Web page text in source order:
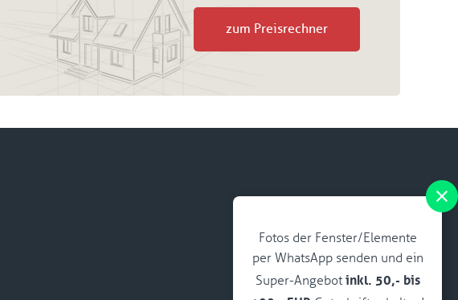
Fotos der Fenster/Elemente
per WhatsApp senden und ein
Super-Angebot inkl. 50,- bis
zum Preisrechner